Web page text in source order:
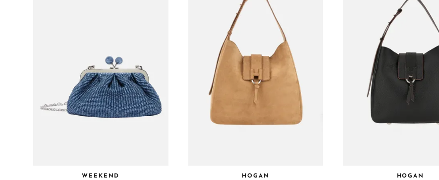
WEEKEND
HOGAN
HOGAN